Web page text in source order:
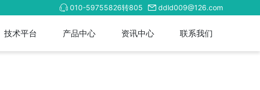
010-59755826转805 ddld009@126.com
技术平台 产品中心 资讯中心 联系我们